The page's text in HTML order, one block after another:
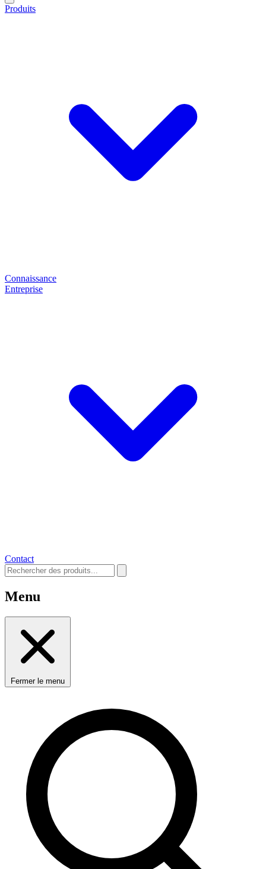
Produits
Connaissance
Entreprise
Contact
Menu
Fermer le menu